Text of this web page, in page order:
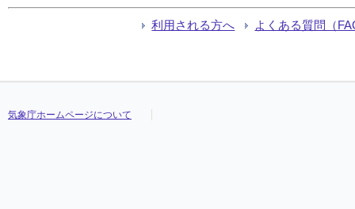
利用される方へ よくある質問（
気象庁ホームページについて